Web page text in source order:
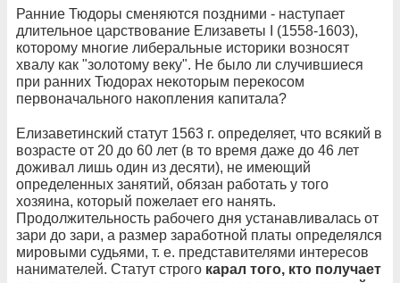
Ранние Тюдоры сменяются поздними - наступает
длительное царствование Елизаветы I (1558-1603),
которому многие либеральные историки возносят
хвалу как "золотому веку". Не было ли случившиеся
при ранних Тюдорах некоторым перекосом
первоначального накопления капитала?
Елизаветинский статут 1563 г. определяет, что всякий в
возрасте от 20 до 60 лет (в то время даже до 46 лет
доживал лишь один из десяти), не имеющий
определенных занятий, обязан работать у того
хозяина, который пожелает его нанять.
Продолжительность рабочего дня устанавливалась от
зари до зари, а размер заработной платы определялся
мировыми судьями, т. е. представителями интересов
нанимателей. Статут строго карал того, кто получает